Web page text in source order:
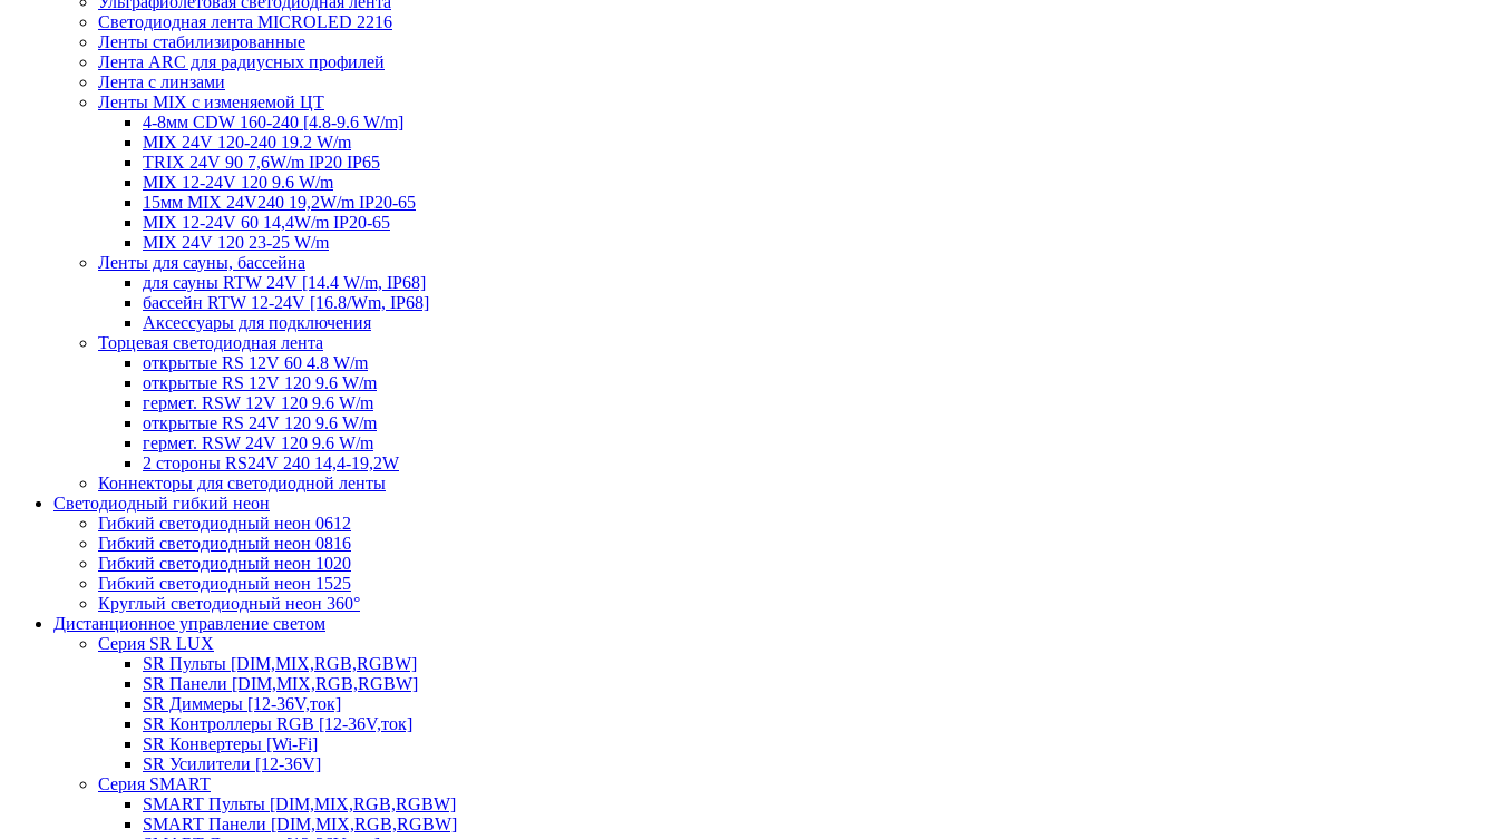
Светодиодная лента MICROLED 2216
Ленты стабилизированные
Лента ARC для радиусных профилей
Лента с линзами
Ленты MIX с изменяемой ЦТ
4-8мм CDW 160-240 [4.8-9.6 W/m]
MIX 24V 120-240 19.2 W/m
TRIX 24V 90 7,6W/m IP20 IP65
MIX 12-24V 120 9.6 W/m
15мм MIX 24V240 19,2W/m IP20-65
MIX 12-24V 60 14,4W/m IP20-65
MIX 24V 120 23-25 W/m
Ленты для сауны, бассейна
для сауны RTW 24V [14.4 W/m, IP68]
бассейн RTW 12-24V [16.8/Wm, IP68]
Аксессуары для подключения
Торцевая светодиодная лента
открытые RS 12V 60 4.8 W/m
открытые RS 12V 120 9.6 W/m
гермет. RSW 12V 120 9.6 W/m
открытые RS 24V 120 9.6 W/m
гермет. RSW 24V 120 9.6 W/m
2 стороны RS24V 240 14,4-19,2W
Коннекторы для светодиодной ленты
Светодиодный гибкий неон
Гибкий светодиодный неон 0612
Гибкий светодиодный неон 0816
Гибкий светодиодный неон 1020
Гибкий светодиодный неон 1525
Круглый светодиодный неон 360°
Дистанционное управление светом
Серия SR LUX
SR Пульты [DIM,MIX,RGB,RGBW]
SR Панели [DIM,MIX,RGB,RGBW]
SR Диммеры [12-36V,ток]
SR Контроллеры RGB [12-36V,ток]
SR Конвертеры [Wi-Fi]
SR Усилители [12-36V]
Серия SMART
SMART Пульты [DIM,MIX,RGB,RGBW]
SMART Панели [DIM,MIX,RGB,RGBW]